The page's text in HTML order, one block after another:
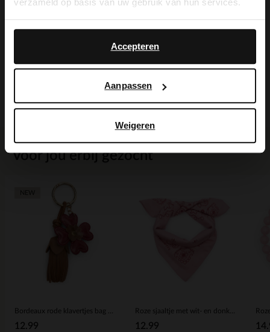
verzameld op basis van uw gebruik van hun services.
Accepteren
Aanpassen
Weigeren
Voor jou erbij gezocht
12.99 12.99
Alles over dit product
Bezorgen & retour
English